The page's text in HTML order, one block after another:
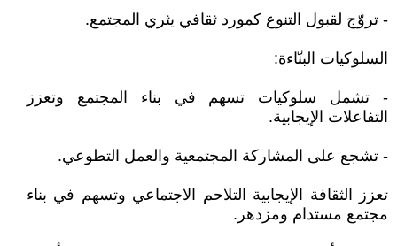
- تروّج لقبول التنوع كمورد ثقافي يثري المجتمع.
السلوكيات البنّاءة:
- تشمل سلوكيات تسهم في بناء المجتمع وتعزز
التفاعلات الإيجابية.
- تشجع على المشاركة المجتمعية والعمل التطوعي.
تعزز الثقافة الإيجابية التلاحم الاجتماعي وتسهم في بناء
مجتمع مستدام ومزدهر.